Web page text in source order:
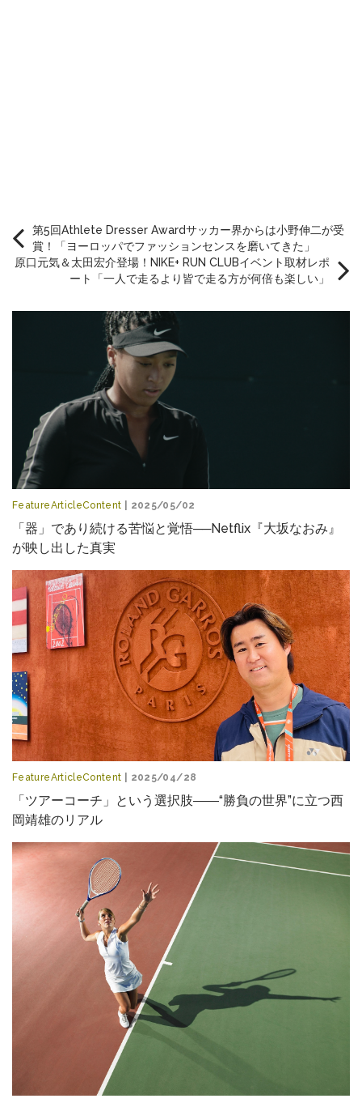
第5回Athlete Dresser Awardサッカー界からは小野伸二が受
賞！「ヨーロッパでファッションセンスを磨いてきた」
原口元気＆太田宏介登場！NIKE+ RUN CLUBイベント取材レポ
ート「一人で走るより皆で走る方が何倍も楽しい」
FeatureArticleContent | 2025/05/02
「器」であり続ける苦悩と覚悟──Netflix『大坂なおみ』
が映し出した真実
FeatureArticleContent | 2025/04/28
「ツアーコーチ」という選択肢――“勝負の世界”に立つ西
岡靖雄のリアル